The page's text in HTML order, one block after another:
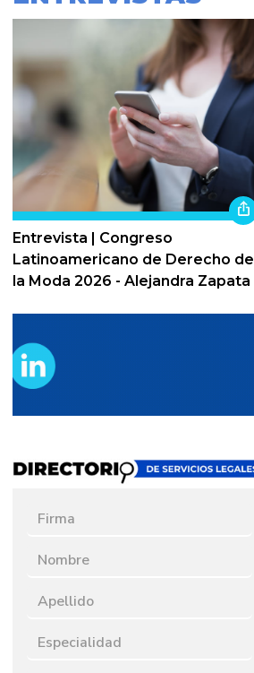
Entrevista | Congreso
Latinoamericano de Derecho de
la Moda 2026 - Alejandra Zapata